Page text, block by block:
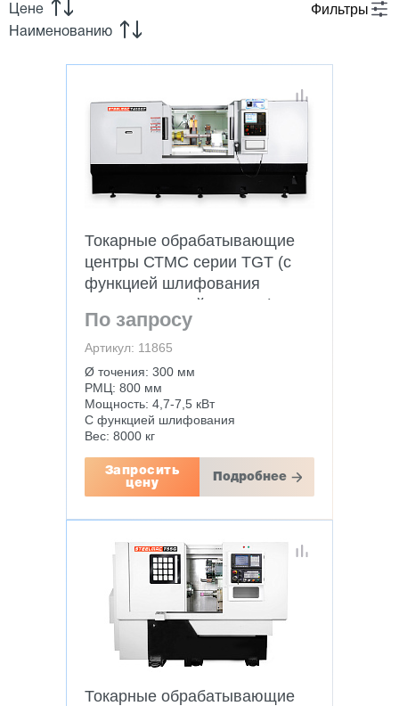
Фильтры
Цене
Наименованию
Токарные обрабатывающие
центры СТМС серии TGT (с
функцией шлифования
осевых деталей и валов)
По запросу
Артикул: 11865
Ø точения: 300 мм
РМЦ: 800 мм
Мощность: 4,7-7,5 кВт
С функцией шлифования
Вес: 8000 кг
Запросить
цену
Подробнее
Токарные обрабатывающие